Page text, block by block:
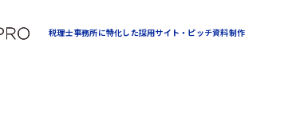
税理士事務所に特化した採用サイト・ピッチ資料制作